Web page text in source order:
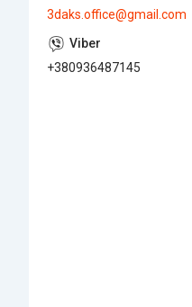
3daks.office@gmail.com
+380936487145